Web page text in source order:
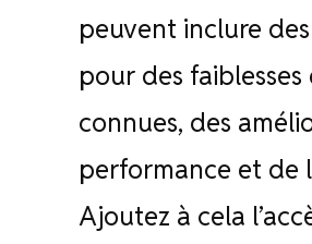
peuvent inclure
pour des
connues, des
performance et de
Ajoutez à cela